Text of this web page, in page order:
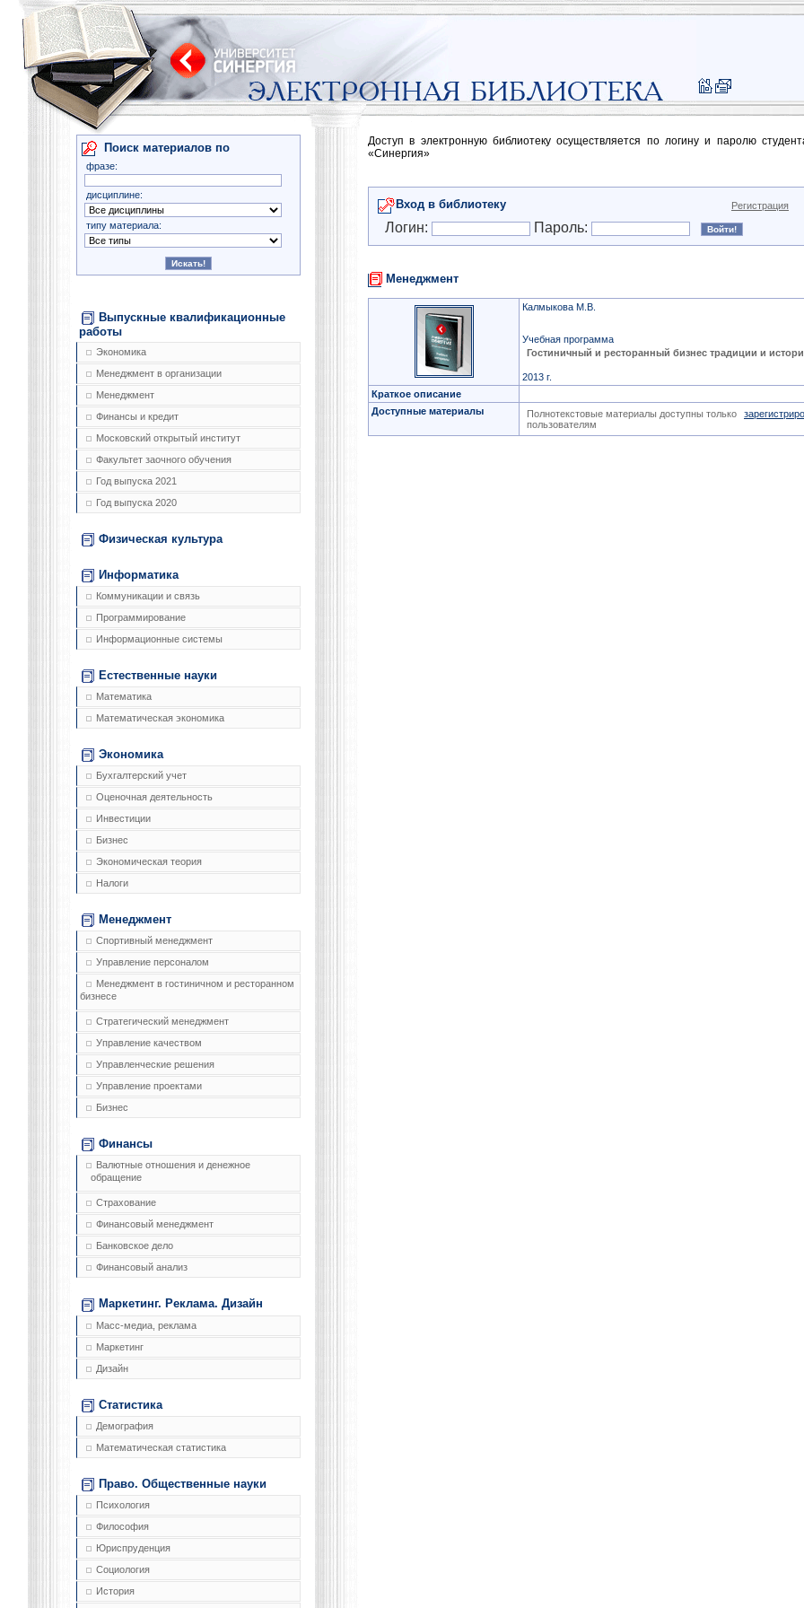
Поиск материалов по
фразе:
дисциплине:
типу материала:
Выпускные квалификационные
работы
Экономика
Менеджмент в организации
Менеджмент
Финансы и кредит
Московский открытый институт
Факультет заочного обучения
Год выпуска 2021
Год выпуска 2020
Физическая культура
Информатика
Коммуникации и связь
Программирование
Информационные системы
Естественные науки
Математика
Математическая экономика
Экономика
Бухгалтерский учет
Оценочная деятельность
Инвестиции
Бизнес
Экономическая теория
Налоги
Менеджмент
Спортивный менеджмент
Управление персоналом
Менеджмент в гостиничном и ресторанном
бизнесе
Стратегический менеджмент
Управление качеством
Управленческие решения
Управление проектами
Бизнес
Финансы
Валютные отношения и денежное
обращение
Страхование
Финансовый менеджмент
Банковское дело
Финансовый анализ
Маркетинг. Реклама. Дизайн
Масс-медиа, реклама
Маркетинг
Дизайн
Статистика
Демография
Математическая статистика
Право. Общественные науки
Психология
Философия
Юриспруденция
Социология
История
Доступ в электронную библиотеку осуществляется по логину и паролю
«Синергия»
Вход в библиотеку Регистрация
Логин: Пароль:
Менеджмент
Калмыкова М.В.
Учебная программа
Гостиничный и ресторанный бизнес традиции и
2013 г.
Краткое описание
Доступные материалы
Полнотекстовые материалы доступны только
пользователям